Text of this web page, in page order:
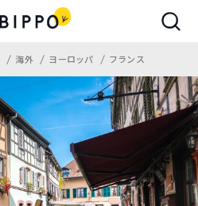
海外 ヨーロッパ フランス